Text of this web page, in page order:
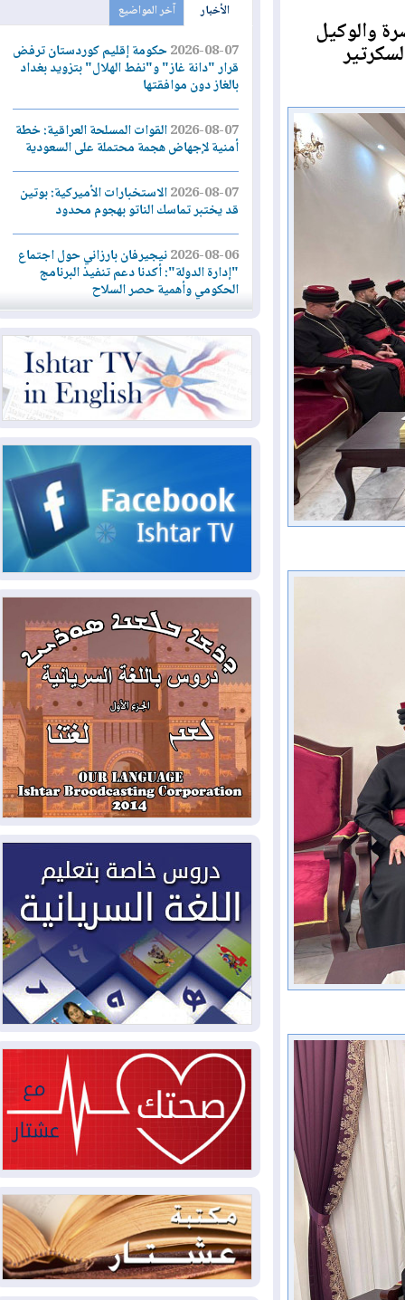
الأخبار آخر المواضيع
2026-08-07حكومة إقليم كوردستان ترفض
قرار "دانة غاز" و"نفط الهلال" بتزويد بغداد
بالغاز دون موافقتها
2026-08-07القوات المسلحة العراقية: خطة
أمنية لإجهاض هجمة محتملة على السعودية
2026-08-07الاستخبارات الأميركية: بوتين
قد يختبر تماسك الناتو بهجوم محدود
2026-08-06نيجيرفان بارزاني حول اجتماع
"إدارة الدولة": أكدنا دعم تنفيذ البرنامج
الحكومي وأهمية حصر السلاح
2026-08-06ائتلاف ادارة الدولة: من
يقومون بسلوك يهدد امن البلاد خارجون عن
القانون يجب محاربتهم
2026-08-06بعد هجومين قرب باب المندب..
الأحمر
2026-08-06مئات القاصرين بلا مأوى.. أزمة
سبتة تتصاعد وتضغط على مدريد
لمدة عام.. بدء توريد 100
مليون قدم مكعب يومياً من غاز كورمور في
إقليم كوردستان إلى وزارة الكهرباء العراقية
2026-08-05
15كارثة بيئية ومناخية ترسم
ملامح أخطر التحديات التي تواجه العراق
اليوم
2026-08-05
حرائق فرنسا.. توقيف 402
شخص بينهم 156 قاصرا منذ بداية موسم
الحرائق
2026-08-04سومو: إنتاج النفط في إقليم
كوردستان انخفض إلى أقل من 10%
ملفات حقبة الكاظمي تعود إلى
الواجهة.. أنباء عن مراجعات قضائية
وتحقيقات أوسع في قضايا فساد
2026-08-04بيترو يشكو تزوير الانتخابات
الرئاسية ويحذر من "حرب أهلية" في
كولومبيا
2026-08-03رئيس إقليم كوردستان في
2026-08-03
العراق يؤكد مجدداً التزامه
بمنع الهجمات على الدول المجاورة
2026-08-03
العجز والاقتراض يطوقان
المالية العراقية.. اقتراض يتجاوز 3 تريليونات
دينار!
2026-08-03كوبا تغرق في الظلام مجددا
وانهيار الشبكة الكهربائية
2026-08-03
أوامر بإجلاء 60 ألف شخص